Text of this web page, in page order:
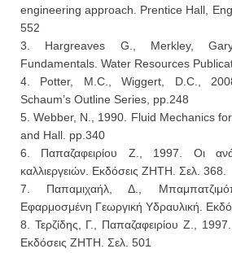
engineering approach. Prentice Hall,
552
3. Hargreaves G., Merkley,
Fundamentals. Water Resources
4. Potter, M.C., Wiggert, D.C.,
Schaum’s Outline Series, pp.248
5. Webber, N., 1990. Fluid Mechanics
and Hall. pp.340
6. Παπαζαφειρίου Ζ., 1997. Οι
καλλιεργειών. Εκδόσεις ΖΗΤΗ. Σελ. 368.
7. Παπαμιχαήλ, Δ.,
Εφαρμοσμένη Γεωργική Υδραυλική.
8. Τερζίδης, Γ., Παπαζαφειρίου Ζ.,
Εκδόσεις ΖΗΤΗ. Σελ. 501